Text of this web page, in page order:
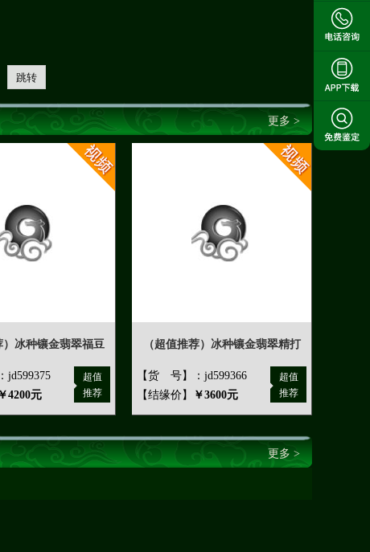
跳转
更多 >
）冰种镶金翡翠福豆
jd599375
￥4200元
超值
推荐
（超值推荐）冰种镶金翡翠精打
【货 号】：jd599366
【结缘价】
￥3600元
超值
推荐
更多 >